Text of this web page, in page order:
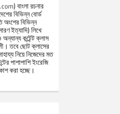
) বাংলা রচনার
বিভিন্ন বোর্ড
অংশের বিভিন্ন
ইত্যাদি) লিখে
কন্টেন্ট ক্লাস
তবে ছোট ক্লাসের
নিয়ে নিজেদের মত
পাশাপাশি ইংরেজি
করা হচ্ছে।